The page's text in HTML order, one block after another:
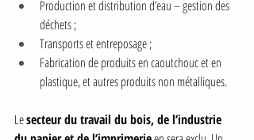
Production et distribution d’eau – gestion des
déchets ;
Transports et entreposage ;
Fabrication de produits en caoutchouc et en
plastique, et autres produits non métalliques.
Le secteur du travail du bois, de l’industrie